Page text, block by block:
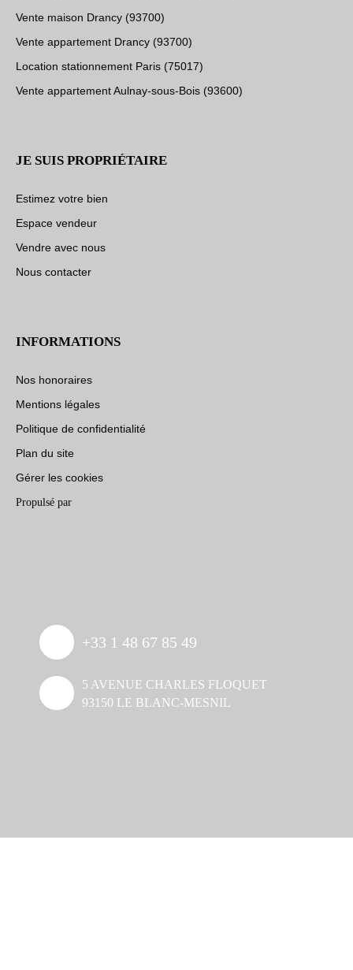
Vente maison Drancy (93700)
Vente appartement Drancy (93700)
Location stationnement Paris (75017)
Vente appartement Aulnay-sous-Bois (93600)
JE SUIS PROPRIÉTAIRE
Estimez votre bien
Espace vendeur
Vendre avec nous
Nous contacter
INFORMATIONS
Nos honoraires
Mentions légales
Politique de confidentialité
Plan du site
Gérer les cookies
Propulsé par
+33 1 48 67 85 49
5 AVENUE CHARLES FLOQUET
93150 LE BLANC-MESNIL